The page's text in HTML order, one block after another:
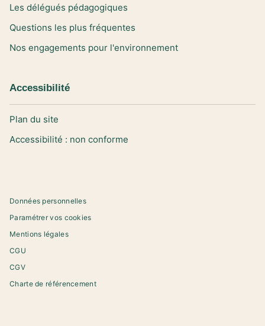
Les délégués pédagogiques
Questions les plus fréquentes
Nos engagements pour l'environnement
Accessibilité
Plan du site
Accessibilité : non conforme
Données personnelles
Paramétrer vos cookies
Mentions légales
CGU
CGV
Charte de référencement